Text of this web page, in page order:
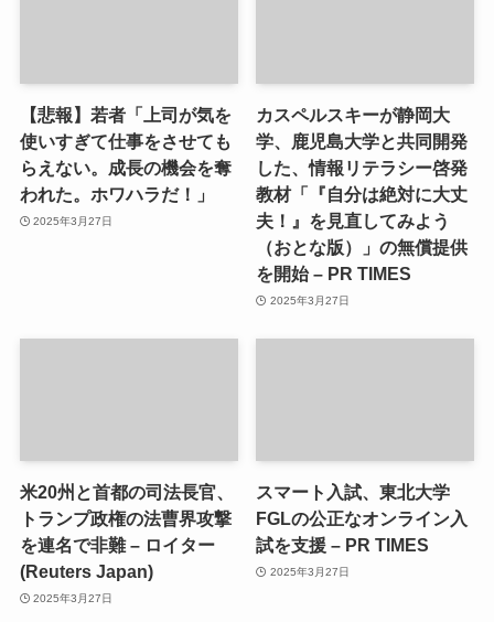
【悲報】若者「上司が気を
使いすぎて仕事をさせても
らえない。成長の機会を奪
われた。ホワハラだ！」
2025年3月27日
カスペルスキーが静岡大
学、鹿児島大学と共同開発
した、情報リテラシー啓発
教材「『自分は絶対に大丈
夫！』を見直してみよう
（おとな版）」の無償提供
を開始 – PR TIMES
2025年3月27日
米20州と首都の司法長官、
トランプ政権の法曹界攻撃
を連名で非難 – ロイター
(Reuters Japan)
2025年3月27日
スマート入試、東北大学
FGLの公正なオンライン入
試を支援 – PR TIMES
2025年3月27日